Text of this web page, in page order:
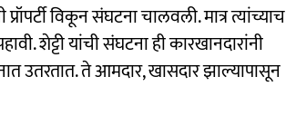
विकून संघटना चालवली. मात्र त्यांच्याच
शेट्टी यांची संघटना ही कारखानदारांनी
उतरतात. ते आमदार, खासदार झाल्यापासून